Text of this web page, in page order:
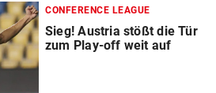
CONFERENCE LEAGUE
Sieg! Austria stößt die Tür
zum Play-off weit auf